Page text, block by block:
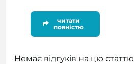
читати
повністю
Немає відгуків на цю статтю